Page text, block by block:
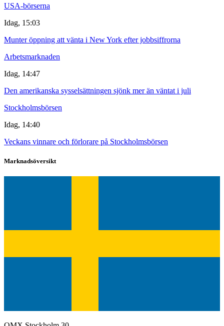
USA-börserna
Idag, 15:03
Munter öppning att vänta i New York efter jobbsiffrorna
Arbetsmarknaden
Idag, 14:47
Den amerikanska sysselsättningen sjönk mer än väntat i juli
Stockholmsbörsen
Idag, 14:40
Veckans vinnare och förlorare på Stockholmsbörsen
Marknadsöversikt